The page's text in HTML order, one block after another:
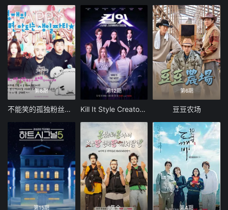
第8期
不能笑的孤独粉丝见面会
第12期
Kill It Style Creator War
第6期
豆豆农场
第15期 9集全 第4期